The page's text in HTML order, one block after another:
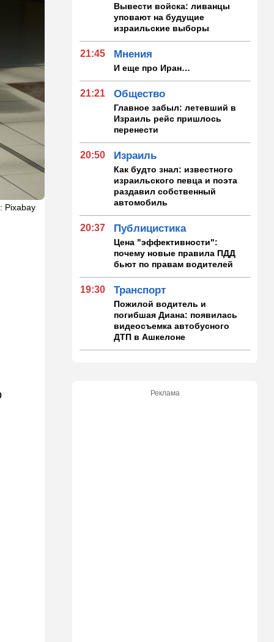
Pixabay
Вывести войска: ливанцы
уповают на будущие
израильские выборы
21:45 Мнения
И еще про Иран…
21:21 Общество
Главное забыл: летевший в
Израиль рейс пришлось
перенести
20:50 Израиль
Как будто знал: известного
израильского певца и поэта
раздавил собственный
автомобиль
20:37 Публицистика
Цена "эффективности":
почему новые правила ПДД
бьют по правам водителей
19:30 Транспорт
Пожилой водитель и
погибшая Диана: появилась
видеосъемка автобусного
ДТП в Ашкелоне
снова летят в Израиль
Реклама